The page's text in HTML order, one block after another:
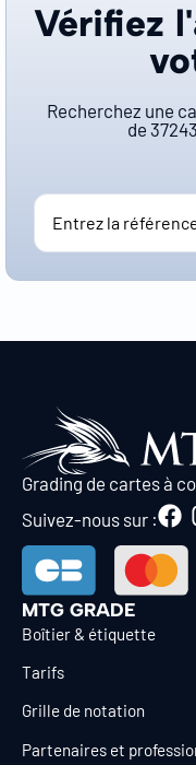
Vérifiez
Recherchez une
de 37243
Grading de cartes à
Suivez-nous sur :
MTG GRADE
Boîtier & étiquette
Tarifs
Grille de notation
Partenaires et